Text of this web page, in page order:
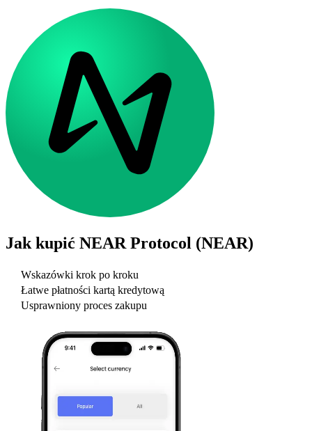
Jak kupić NEAR Protocol (NEAR)
Wskazówki krok po kroku
Łatwe płatności kartą kredytową
Usprawniony proces zakupu